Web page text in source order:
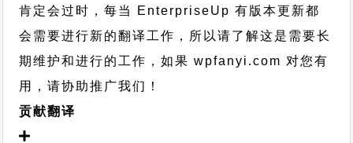
肯定会过时，每当 EnterpriseUp 有版本更新都
会需要进行新的翻译工作，所以请了解这是需要长
期维护和进行的工作，如果 wpfanyi.com 对您有
用，请协助推广我们！
贡献翻译